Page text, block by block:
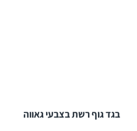
בגד גוף רשת בצבעי גאווה